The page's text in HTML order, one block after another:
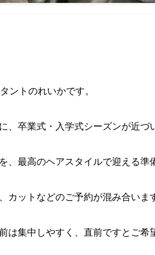
ントのれいかです。
、卒業式・入学式シーズンが近づ
、最高のヘアスタイルで迎える準
カットなどのご予約が混み合いま
は集中しやすく、直前ですとご